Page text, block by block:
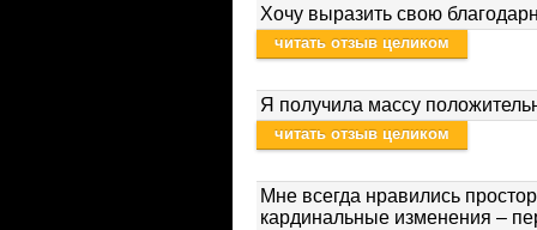
Хочу выразить свою
читать отзыв целиком
Я получила массу
читать отзыв целиком
Мне всегда нравились
кардинальные изменения –